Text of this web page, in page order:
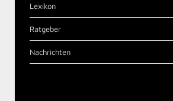
Lexikon
Ratgeber
Nachrichten